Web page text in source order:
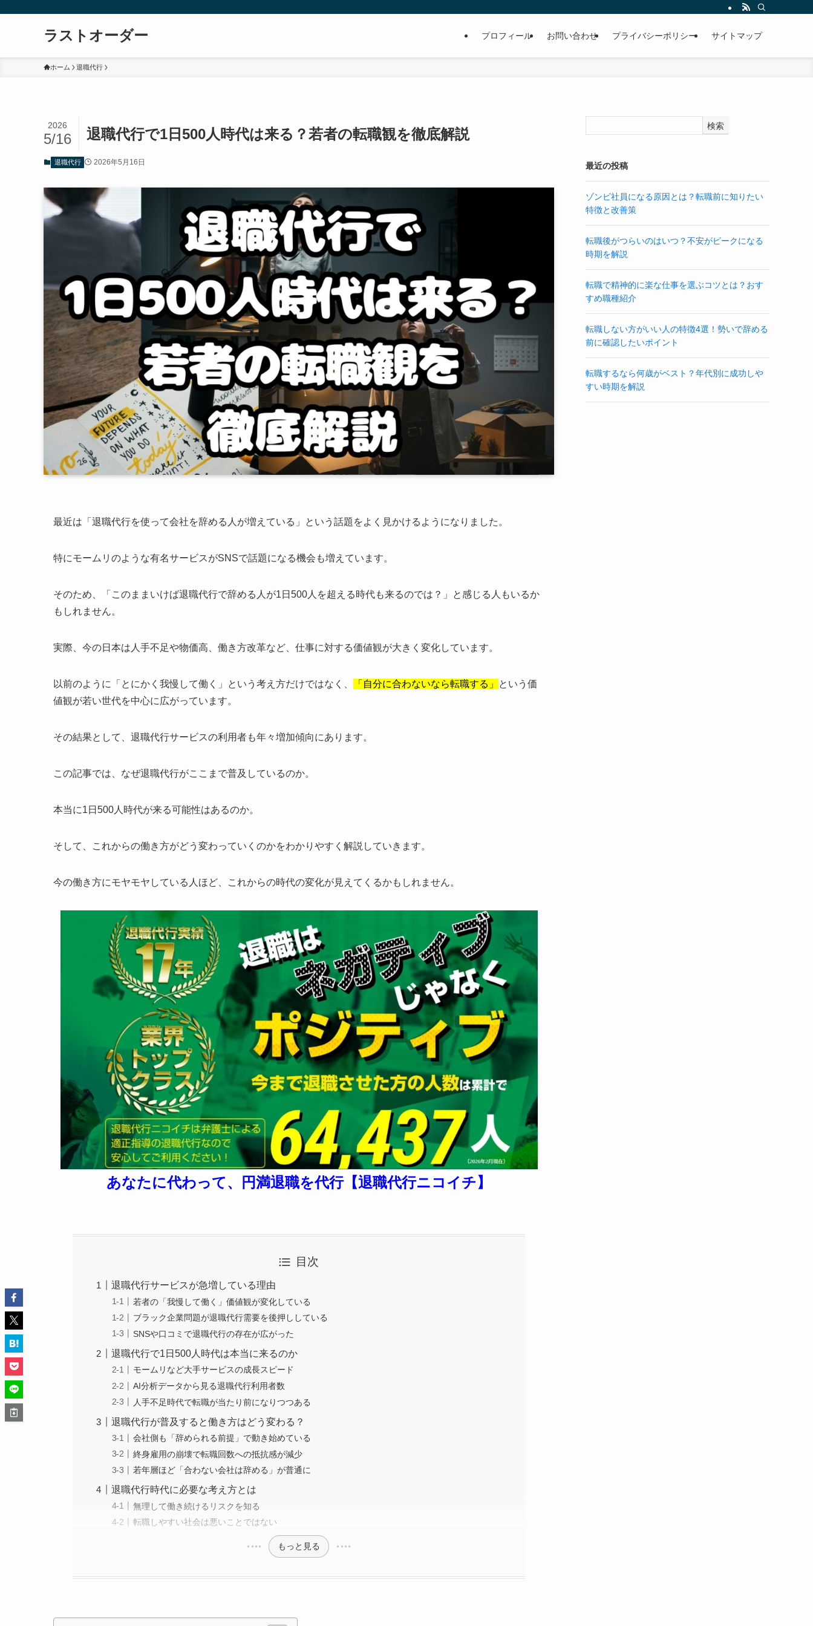
ラストオーダー プロフィール お問い合わせ プライバシーポリシー サイトマップ
ホーム 退職代行
退職代行で1日500人時代は来る？若者の転職観を徹底解説
2026
5/16
退職代行 2026年5月16日
最近は「退職代行を使って会社を辞める人が増えている」という話題をよく見かけるようになりました。
特にモームリのような有名サービスがSNSで話題になる機会も増えています。
そのため、「このままいけば退職代行で辞める人が1日500人を超える時代も来るのでは？」と感じる人もいるか
もしれません。
実際、今の日本は人手不足や物価高、働き方改革など、仕事に対する価値観が大きく変化しています。
以前のように「とにかく我慢して働く」という考え方だけではなく、 「自分に合わないなら転職する」
という価
値観が若い世代を中心に広がっています。
その結果として、退職代行サービスの利用者も年々増加傾向にあります。
この記事では、なぜ退職代行がここまで普及しているのか。
本当に1日500人時代が来る可能性はあるのか。
そして、これからの働き方がどう変わっていくのかをわかりやすく解説していきます。
今の働き方にモヤモヤしている人ほど、これからの時代の変化が見えてくるかもしれません。
あなたに代わって、円満退職を代行【退職代行ニコイチ】
目次
退職代行サービスが急増している理由
若者の「我慢して働く」価値観が変化している
ブラック企業問題が退職代行需要を後押ししている
SNSや口コミで退職代行の存在が広がった
退職代行で1日500人時代は本当に来るのか
モームリなど大手サービスの成長スピード
AI分析データから見る退職代行利用者数
人手不足時代で転職が当たり前になりつつある
退職代行が普及すると働き方はどう変わる？
会社側も「辞められる前提」で動き始めている
終身雇用の崩壊で転職回数への抵抗感が減少
若年層ほど「合わない会社は辞める」が普通に
退職代行時代に必要な考え方とは
無理して働き続けるリスクを知る
転職しやすい社会は悪いことではない
もっと見る
検索
最近の投稿
ゾンビ社員になる原因とは？転職前に知りたい
特徴と改善策
転職後がつらいのはいつ？不安がピークになる
時期を解説
転職で精神的に楽な仕事を選ぶコツとは？おす
すめ職種紹介
転職しない方がいい人の特徴4選！勢いで辞める
前に確認したいポイント
転職するなら何歳がベスト？年代別に成功しや
すい時期を解説